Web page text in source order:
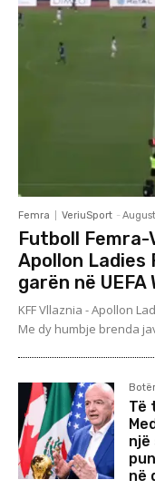
Femra VeriuSport -
Futboll Femra-
Apollon Ladies
garën në UEFA
KFF Vllaznia - Apollon
Me dy humbje brenda
Të
një
në